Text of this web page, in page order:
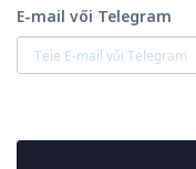
E-mail vői Telegram